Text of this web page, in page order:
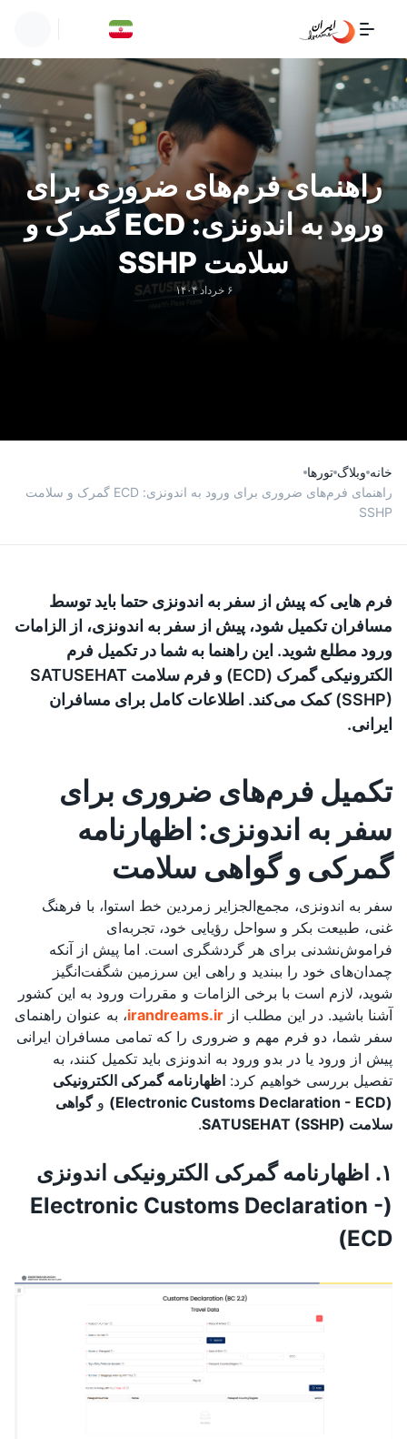
راهنمای فرم‌های ضروری برای
ورود به اندونزی: ECD گمرک و
سلامت SSHP
۶ خرداد ۱۴۰۴
خانه وبلاگ تورها
راهنمای فرم‌های ضروری برای ورود به اندونزی: ECD گمرک و سلامت
SSHP
فرم هایی که پیش از سفر به اندونزی حتما باید توسط
مسافران تکمیل شود، پیش از سفر به اندونزی، از الزامات
ورود مطلع شوید. این راهنما به شما در تکمیل فرم
الکترونیکی گمرک (ECD) و فرم سلامت SATUSEHAT
(SSHP) کمک می‌کند. اطلاعات کامل برای مسافران
ایرانی.
تکمیل فرم‌های ضروری برای
سفر به اندونزی: اظهارنامه
گمرکی و گواهی سلامت
سفر به اندونزی، مجمع‌الجزایر زمردین خط استوا، با فرهنگ
غنی، طبیعت بکر و سواحل رؤیایی خود، تجربه‌ای
فراموش‌نشدنی برای هر گردشگری است. اما پیش از آنکه
چمدان‌های خود را ببندید و راهی این سرزمین شگفت‌انگیز
شوید، لازم است با برخی الزامات و مقررات ورود به این کشور
آشنا باشید. در این مطلب از irandreams.ir، به عنوان راهنمای
سفر شما، دو فرم مهم و ضروری را که تمامی مسافران ایرانی
پیش از ورود یا در بدو ورود به اندونزی باید تکمیل کنند، به
تفصیل بررسی خواهیم کرد: اظهارنامه گمرکی الکترونیکی
(Electronic Customs Declaration - ECD)
وگواهی
سلامت SATUSEHAT (SSHP)
.
۱. اظهارنامه گمرکی الکترونیکی اندونزی
(Electronic Customs Declaration -
ECD)